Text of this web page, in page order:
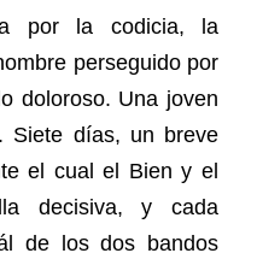
por la codicia, la
perseguido por
doloroso. Una joven
Siete días, un breve
el cual el Bien y el
decisiva, y cada
de los dos bandos